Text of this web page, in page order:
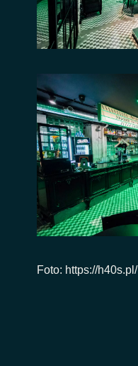
Foto: https://h40s.pl/